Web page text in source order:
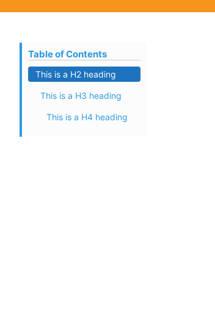
Table of Contents
This is a H2 heading
This is a H3 heading
This is a H4 heading